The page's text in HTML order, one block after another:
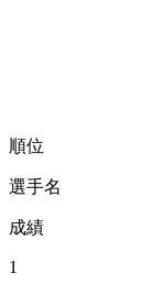
順位
選手名
成績
1